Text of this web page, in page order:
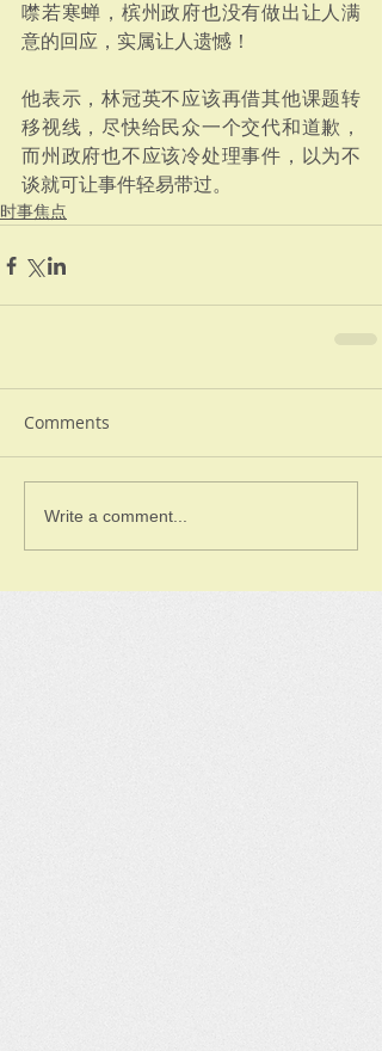
噤若寒蝉，槟州政府也没有做出让人满
意的回应，实属让人遗憾！
他表示，林冠英不应该再借其他课题转
移视线，尽快给民众一个交代和道歉，
而州政府也不应该冷处理事件，以为不
谈就可让事件轻易带过。
时事焦点
Comments
Write a comment...